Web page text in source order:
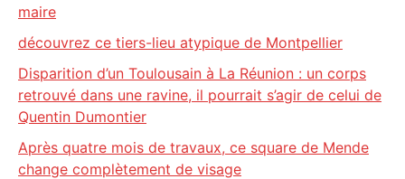
maire
découvrez ce tiers-lieu atypique de Montpellier
Disparition d’un Toulousain à La Réunion : un corps
retrouvé dans une ravine, il pourrait s’agir de celui de
Quentin Dumontier
Après quatre mois de travaux, ce square de Mende
change complètement de visage